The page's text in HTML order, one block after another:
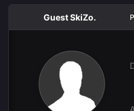
Guest SkiZo.